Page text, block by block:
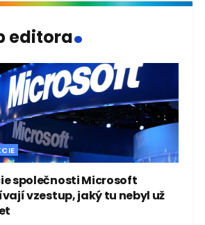
editora.
společnosti Microsoft
vzestup, jaký tu nebyl už